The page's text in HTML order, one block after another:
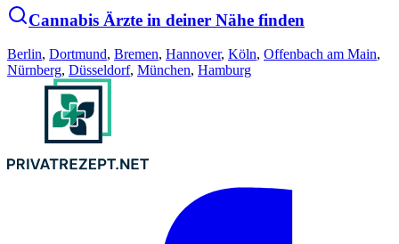
Cannabis Ärzte in deiner Nähe finden
Berlin, Dortmund, Bremen, Hannover, Köln, Offenbach am Main,
Nürnberg, Düsseldorf, München, Hamburg